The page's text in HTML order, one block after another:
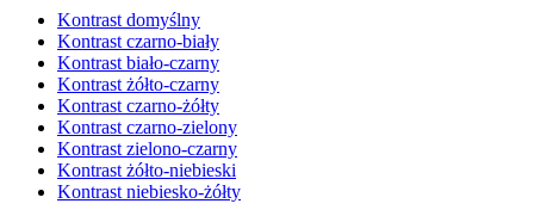
Kontrast domyślny
Kontrast czarno-biały
Kontrast biało-czarny
Kontrast żółto-czarny
Kontrast czarno-żółty
Kontrast czarno-zielony
Kontrast zielono-czarny
Kontrast żółto-niebieski
Kontrast niebiesko-żółty